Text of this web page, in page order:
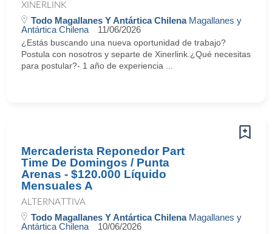
XINERLINK
Todo Magallanes Y Antártica ChilenaMagallanes y
Antártica Chilena
11/06/2026
¿Estás buscando una nueva oportunidad de trabajo?
Postula con nosotros y separte de Xinerlink.¿Qué necesitas
para postular?- 1 año de experiencia ...
Mercaderista Reponedor Part
Time De Domingos / Punta
Arenas - $120.000 Líquido
Mensuales A
ALTERNATTIVA
Todo Magallanes Y Antártica ChilenaMagallanes y
Antártica Chilena
10/06/2026